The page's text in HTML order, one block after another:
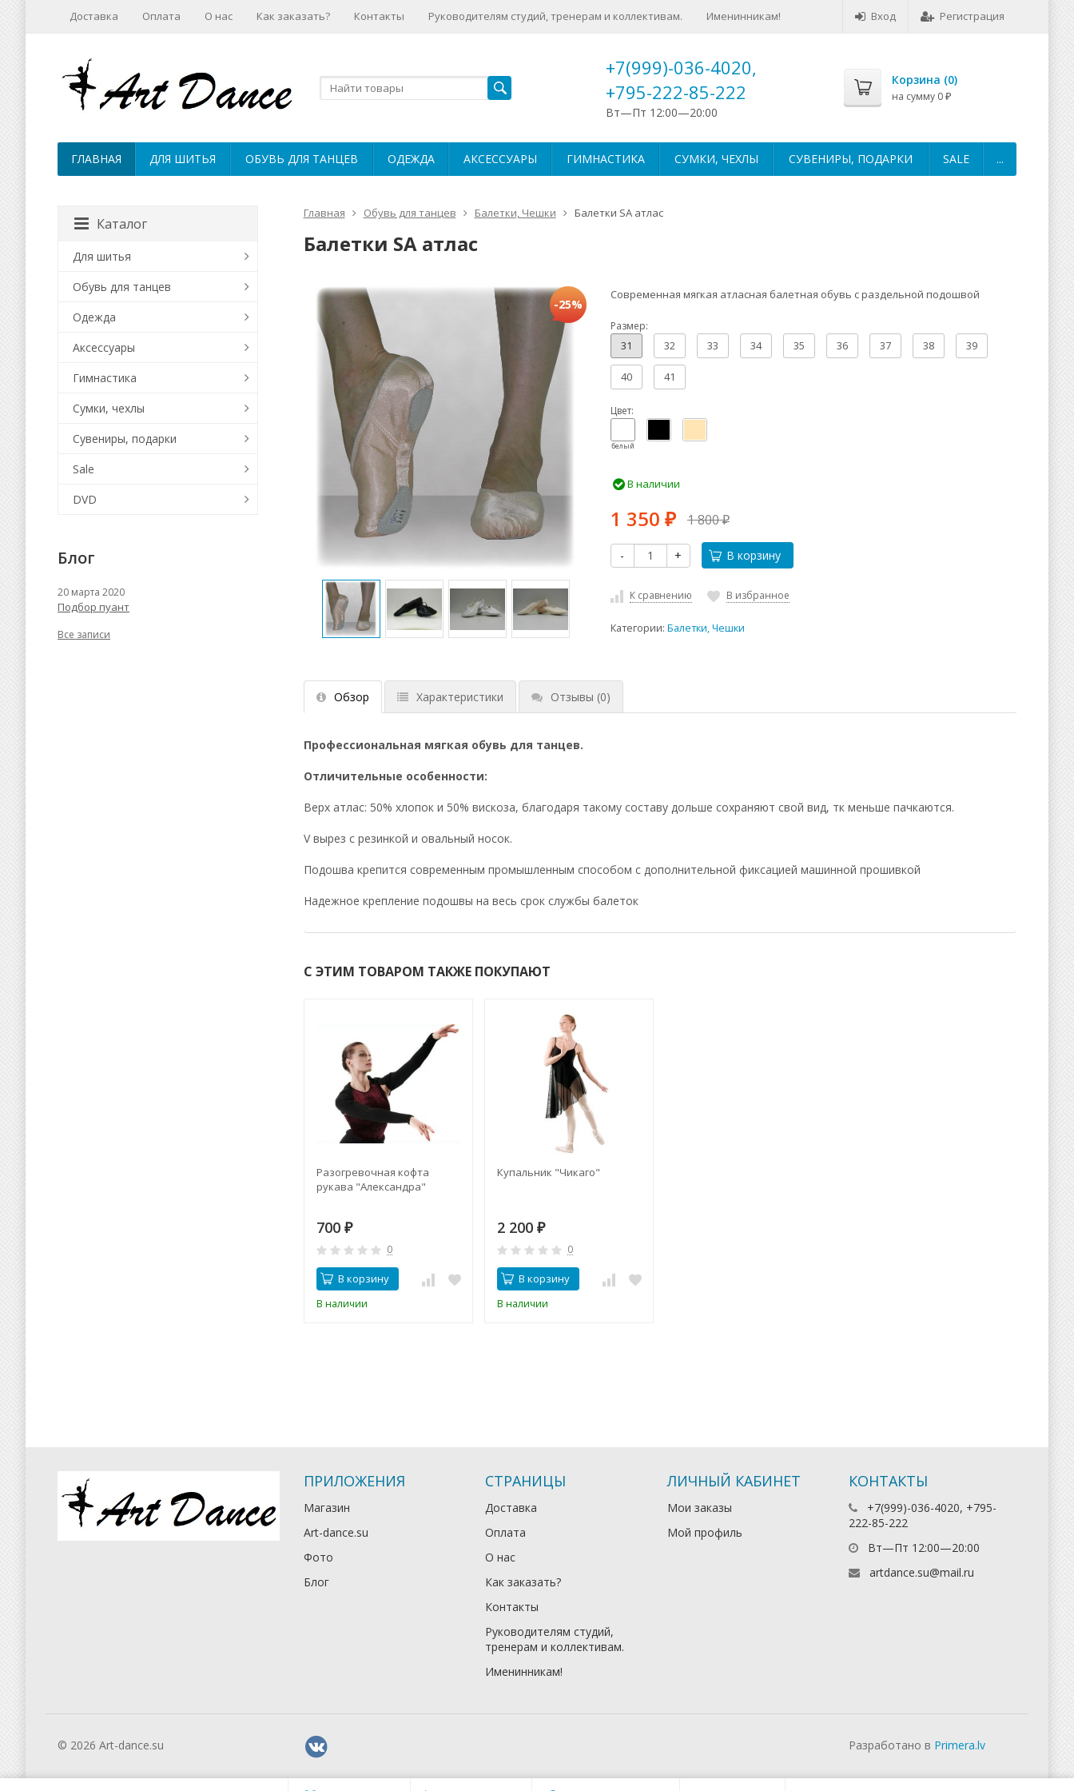
Доставка Оплата О нас Как заказать? Контакты Руководителям студий, тренерам и коллективам. Именинникам! Вход Регистрация
+7(999)-036-4020,
+795-222-85-222
Вт—Пт 12:00—20:00
Корзина (0)
на сумму 0 ₽
ГЛАВНАЯ ДЛЯ ШИТЬЯ ОБУВЬ ДЛЯ ТАНЦЕВ ОДЕЖДА АКСЕССУАРЫ ГИМНАСТИКА СУМКИ, ЧЕХЛЫ СУВЕНИРЫ, ПОДАРКИ SALE ...
Главная Обувь для танцев Балетки, Чешки Балетки SA атлас
Балетки SA атлас
-25%
Современная мягкая атласная балетная обувь с раздельной подошвой
Размер:
31 32 33 34 35 36 37 38 39
40 41
Цвет:
белый
В наличии
1 350 ₽ 1 800₽
- + В корзину
К сравнению В избранное
Категории: Балетки, Чешки
Обзор Характеристики Отзывы (0)
Профессиональная мягкая обувь для танцев.
Отличительные особенности:
Верх атлас: 50% хлопок и 50% вискоза, благодаря такому составу дольше сохраняют свой вид, тк меньше пачкаются.
V вырез с резинкой и овальный носок.
Подошва крепится современным промышленным способом с дополнительной фиксацией машинной прошивкой
Надежное крепление подошвы на весь срок службы балеток
С ЭТИМ ТОВАРОМ ТАКЖЕ ПОКУПАЮТ
Разогревочная кофта
рукава "Александра"
700 ₽
0
В корзину
В наличии
Купальник "Чикаго"
2 200 ₽
0
В корзину
В наличии
Каталог
Для шитья
Обувь для танцев
Одежда
Аксессуары
Гимнастика
Сумки, чехлы
Сувениры, подарки
Sale
DVD
Блог
20 марта 2020
Подбор пуант
Все записи
ПРИЛОЖЕНИЯ
Магазин
Art-dance.su
Фото
Блог
СТРАНИЦЫ
Доставка
Оплата
О нас
Как заказать?
Контакты
Руководителям студий,
тренерам и коллективам.
Именинникам!
ЛИЧНЫЙ КАБИНЕТ
Мои заказы
Мой профиль
КОНТАКТЫ
+7(999)-036-4020, +795-
222-85-222
Вт—Пт 12:00—20:00
artdance.su@mail.ru
© 2026 Art-dance.su Разработано в Primera.lv